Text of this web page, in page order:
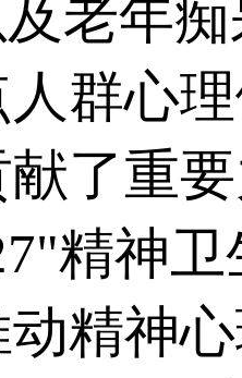
老年
群心
了重
精神
精神